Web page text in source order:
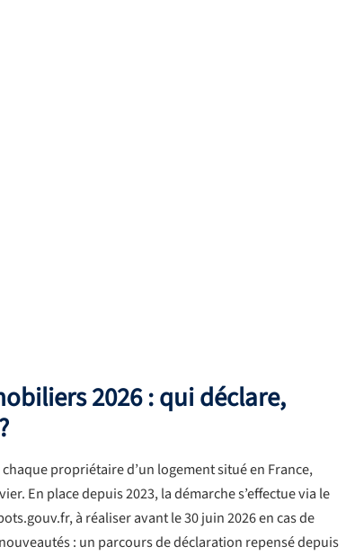
2026 : qui déclare,
propriétaire d’un logement situé en France,
En place depuis 2023, la démarche s’effectue via le
à réaliser avant le 30 juin 2026 en cas de
: un parcours de déclaration repensé depuis